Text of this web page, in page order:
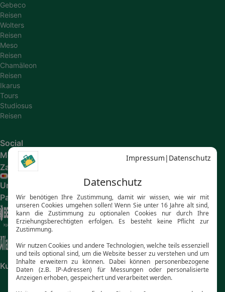
Gebeco
Reisen
Wolters
Reisen
Meso
Reisen
Chamäleon
Reisen
Ikarus
Tours
Studiosus
Reisen
Social
Media
Zahlungsarten
Unsere
Partner
Kundenbewertungen